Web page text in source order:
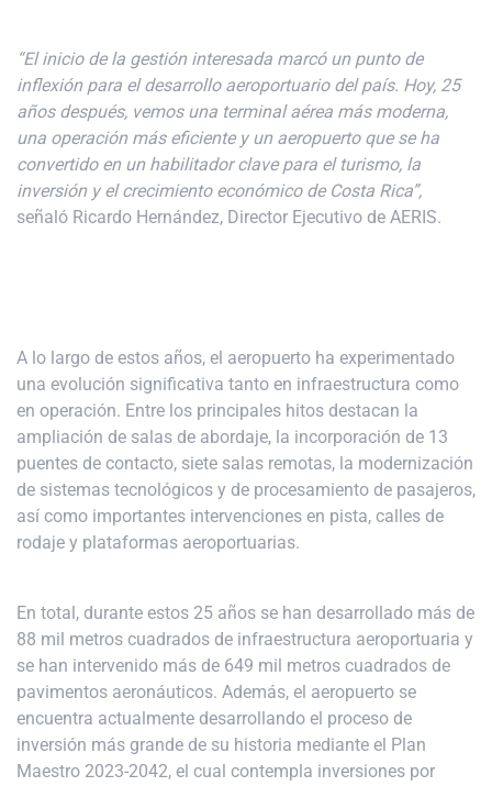
“El inicio de la gestión interesada marcó un punto de
inflexión para el desarrollo aeroportuario del país. Hoy, 25
años después, vemos una terminal aérea más moderna,
una operación más eficiente y un aeropuerto que se ha
convertido en un habilitador clave para el turismo, la
inversión y el crecimiento económico de Costa Rica”,
señaló Ricardo Hernández, Director Ejecutivo de AERIS.
A lo largo de estos años, el aeropuerto ha experimentado
una evolución significativa tanto en infraestructura como
en operación. Entre los principales hitos destacan la
ampliación de salas de abordaje, la incorporación de 13
puentes de contacto, siete salas remotas, la modernización
de sistemas tecnológicos y de procesamiento de pasajeros,
así como importantes intervenciones en pista, calles de
rodaje y plataformas aeroportuarias.
En total, durante estos 25 años se han desarrollado más de
88 mil metros cuadrados de infraestructura aeroportuaria y
se han intervenido más de 649 mil metros cuadrados de
pavimentos aeronáuticos. Además, el aeropuerto se
encuentra actualmente desarrollando el proceso de
inversión más grande de su historia mediante el Plan
Maestro 2023-2042, el cual contempla inversiones por